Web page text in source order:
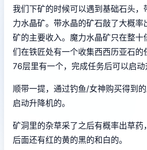
我们下矿的时候可以遇到基础石头，
力水晶矿。带水晶的矿石敲了大概率
矿的主要收入。魔力水晶矿只在整十
们在铁匠处有一个收集西西历亚石
76层里有一个，完成任务后可以启动
顺带一提，通过钓鱼/女神购买得到
启动升降机的。
矿洞里的杂草采了之后有概率出草药
后面还有红的黄的黑的和白的。